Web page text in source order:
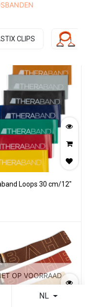
NL
CLIPS
Loops 30 cm/12"
OP VOORRAAD